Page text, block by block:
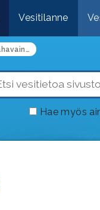
Vesitilanne
Sinilevähavaintoja ajankohtaan nähden normaali määrä Pirkanmaalla
Hae myös